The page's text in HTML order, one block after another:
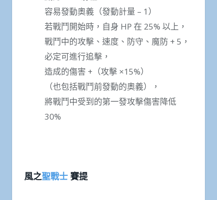
容易發動奧義（發動計量 – 1）
若戰鬥開始時，自身 HP 在 25% 以上，
戰鬥中的攻擊、速度、防守、魔防 + 5，
必定可進行追擊，
造成的傷害 +（攻擊 ×15%）
（也包括戰鬥前發動的奧義），
將戰鬥中受到的第一發攻擊傷害降低
30%
風之聖戰士 賽提